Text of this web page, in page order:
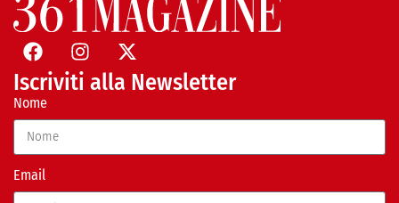
Iscriviti alla Newsletter
Nome
Email